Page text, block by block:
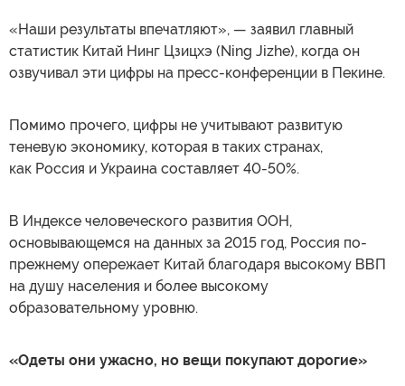
«Наши результаты впечатляют», — заявил главный
статистик Китай Нинг Цзицхэ (Ning Jizhe), когда он
озвучивал эти цифры на пресс-конференции в Пекине.
Помимо прочего, цифры не учитывают развитую
теневую экономику, которая в таких странах,
как Россия и Украина составляет 40-50%.
В Индексе человеческого развития ООН,
основывающемся на данных за 2015 год, Россия по-
прежнему опережает Китай благодаря высокому ВВП
на душу населения и более высокому
образовательному уровню.
«Одеты они ужасно, но вещи покупают дорогие»